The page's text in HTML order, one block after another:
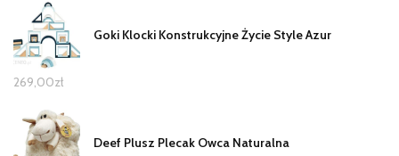
Goki Klocki Konstrukcyjne Życie Style Azur
269,00zł
Deef Plusz Plecak Owca Naturalna